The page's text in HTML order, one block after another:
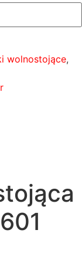
wolnostojące,